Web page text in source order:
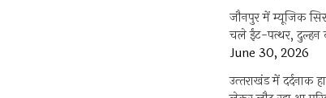
जौनपुर में म्यूजिक
चले ईंट-पत्थर, दुल्हन
June 30, 2026
उत्‍तराखंड में दर्दनाक